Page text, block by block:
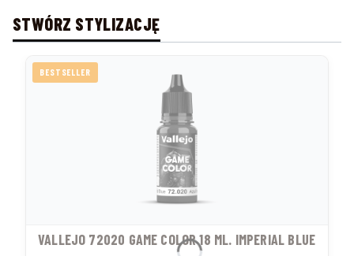
STWÓRZ STYLIZACJĘ
BESTSELLER
VALLEJO 72020 GAME COLOR 18 ML. IMPERIAL BLUE